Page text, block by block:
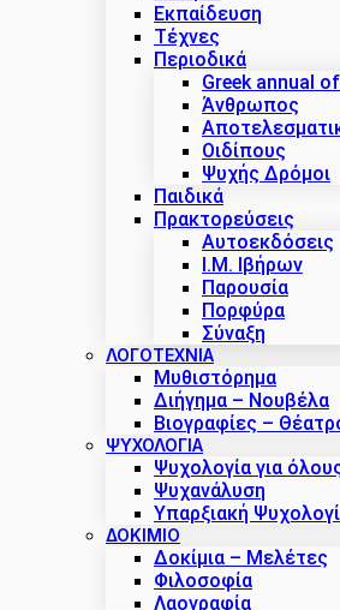
Εκπαίδευση
Τέχνες
Περιοδικά
Greek annual
Άνθρωπος
Οιδίπους
Ψυχής Δρόμοι
Παιδικά
Πρακτoρεύσεις
Αυτοεκδόσεις
Ι.Μ. Ιβήρων
Παρουσία
Πορφύρα
Σύναξη
ΛΟΓΟΤΕΧΝΙΑ
Μυθιστόρημα
Διήγημα – Νουβέλα
Βιογραφίες –
ΨΥΧΟΛΟΓΙΑ
Ψυχολογία για
Ψυχανάλυση
Υπαρξιακή
ΔΟΚΊΜΙΟ
Δοκίμια – Μελέτες
Φιλοσοφία
Λαογραφία